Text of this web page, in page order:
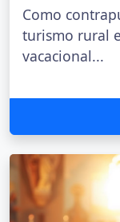
Como
turismo rural
vacacional...